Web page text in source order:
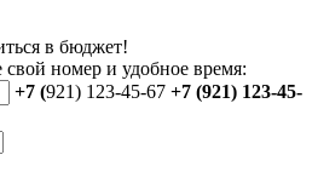
в бюджет!
свой номер и удобное время:
+7 (921) 123-45-67 +7 (921) 123-45-